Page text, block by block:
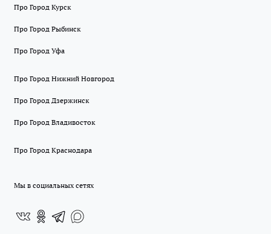
Про Город Курск
Про Город Рыбинск
Про Город Уфа
Про Город Нижний Новгород
Про Город Дзержинск
Про Город Владивосток
Про Город Краснодара
Мы в социальных сетях